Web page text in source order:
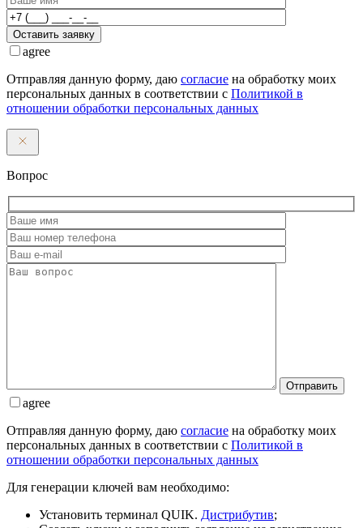
Оставить заявку
agree
Отправляя данную форму, даю согласие на обработку моих
персональных данных в соответствии с Политикой в
отношении обработки персональных данных
Вопрос
Отправить
agree
Отправляя данную форму, даю согласие на обработку моих
персональных данных в соответствии с Политикой в
отношении обработки персональных данных
Для генерации ключей вам необходимо:
Установить терминал QUIK. Дистрибутив;